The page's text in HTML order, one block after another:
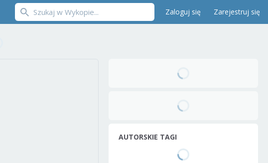
Zaloguj się Zarejestruj się
AUTORSKIE TAGI